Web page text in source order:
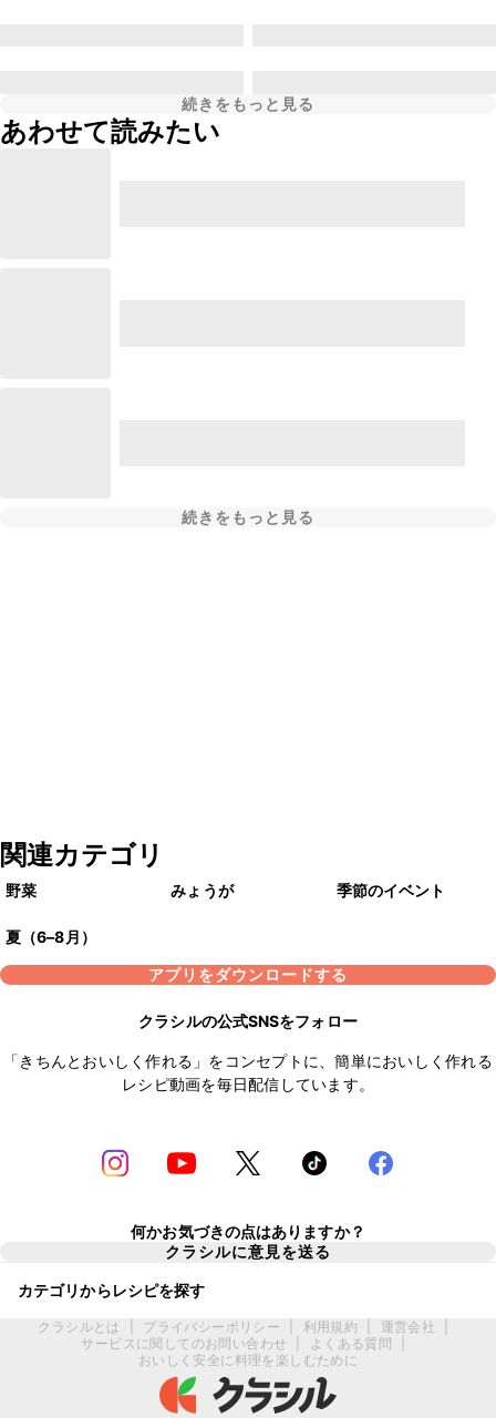
続きをもっと見る
あわせて読みたい
続きをもっと見る
関連カテゴリ
野菜 みょうが 季節のイベント
夏（6–8月）
アプリをダウンロードする
クラシルの公式SNSをフォロー
「きちんとおいしく作れる」をコンセプトに、簡単においしく作れる
レシピ動画を毎日配信しています。
何かお気づきの点はありますか？
クラシルに意見を送る
カテゴリからレシピを探す
クラシルとは プライバシーポリシー 利用規約 運営会社
サービスに関してのお問い合わせ
よくある質問
おいしく安全に料理を楽しむために